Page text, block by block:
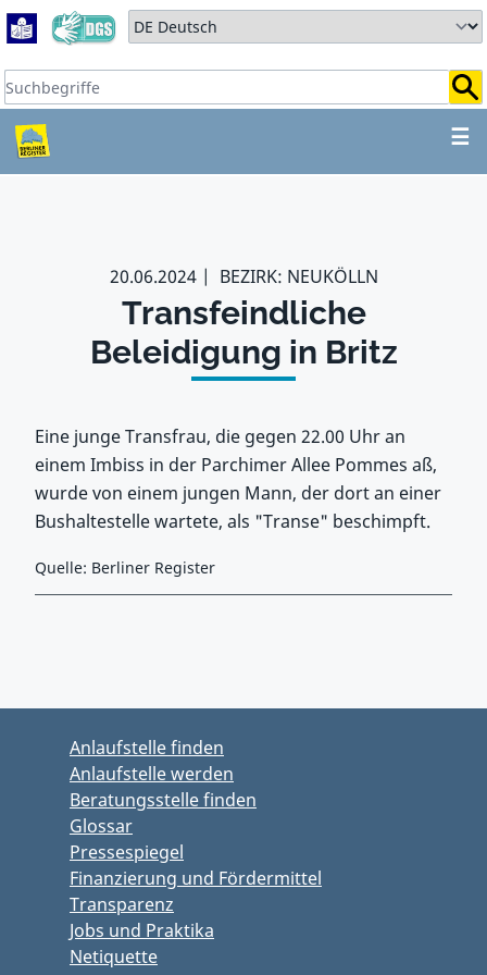
Zum Hauptbereich springen
Zum Hauptmenü springen
Sprache auswählen:
Suchbegriffe:
☰
ZUM HAUPTBEREICH
20.06.2024 BEZIRK: NEUKÖLLN
Transfeindliche
Beleidigung in Britz
Eine junge Transfrau, die gegen 22.00 Uhr an
einem Imbiss in der Parchimer Allee Pommes aß,
wurde von einem jungen Mann, der dort an einer
Bushaltestelle wartete, als "Transe" beschimpft.
Quelle: Berliner Register
Anlaufstelle finden
Anlaufstelle werden
Beratungsstelle finden
Glossar
Pressespiegel
Finanzierung und Fördermittel
Transparenz
Jobs und Praktika
Netiquette